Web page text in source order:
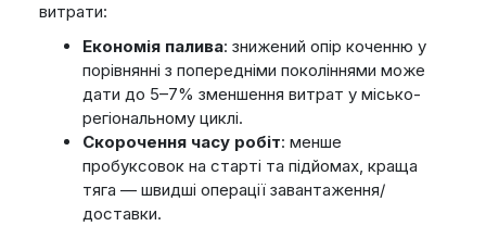
витрати:
Економія палива: знижений опір коченню у
порівнянні з попередніми поколіннями може
дати до 5–7% зменшення витрат у місько-
регіональному циклі.
Скорочення часу робіт: менше
пробуксовок на старті та підйомах, краща
тяга — швидші операції завантаження/
доставки.